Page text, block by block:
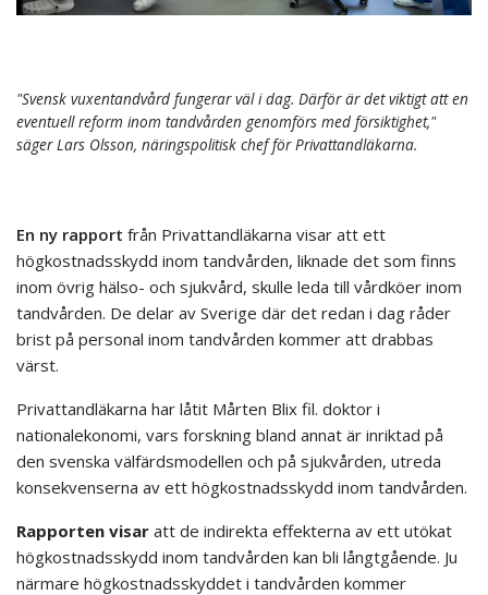
"Svensk vuxentandvård fungerar väl i dag. Därför är det viktigt att en
eventuell reform inom tandvården genomförs med försiktighet,"
säger Lars Olsson, näringspolitisk chef för Privattandläkarna.
En ny rapport från Privattandläkarna visar att ett
högkostnadsskydd inom tandvården, liknade det som finns
inom övrig hälso- och sjukvård, skulle leda till vårdköer inom
tandvården. De delar av Sverige där det redan i dag råder
brist på personal inom tandvården kommer att drabbas
värst.
Privattandläkarna har låtit Mårten Blix fil. doktor i
nationalekonomi, vars forskning bland annat är inriktad på
den svenska välfärdsmodellen och på sjukvården, utreda
konsekvenserna av ett högkostnadsskydd inom tandvården.
Rapporten visar att de indirekta effekterna av ett utökat
högkostnadsskydd inom tandvården kan bli långtgående. Ju
närmare högkostnadsskyddet i tandvården kommer